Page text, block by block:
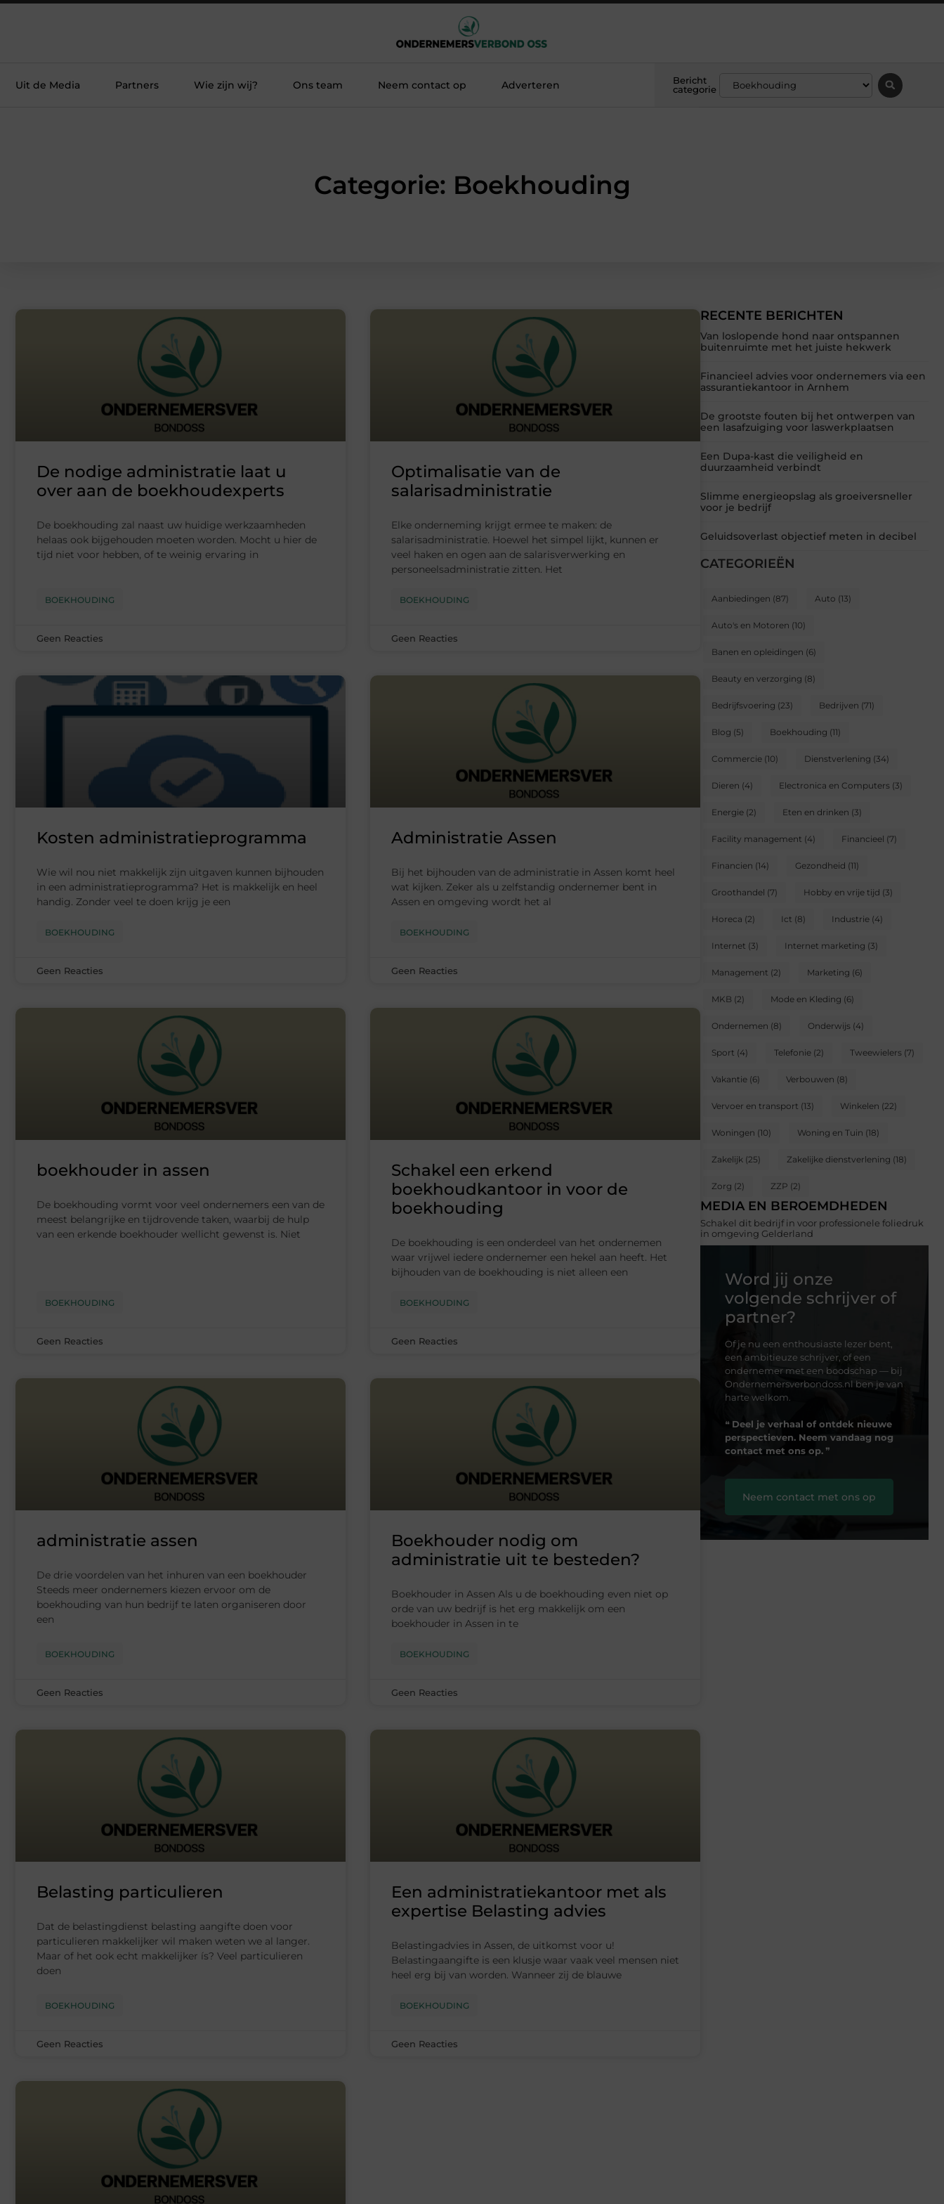
Uit de Media Partners Wie zijn wij? Ons team Neem contact op Adverteren
Bericht
categorie
Categorie: Boekhouding
RECENTE BERICHTEN
Van loslopende hond naar ontspannen
buitenruimte met het juiste hekwerk
Financieel advies voor ondernemers via een
assurantiekantoor in Arnhem
De grootste fouten bij het ontwerpen van
een lasafzuiging voor laswerkplaatsen
Een Dupa-kast die veiligheid en
duurzaamheid verbindt
Slimme energieopslag als groeiversneller
voor je bedrijf
Geluidsoverlast objectief meten in decibel
CATEGORIEËN
Aanbiedingen (87) Auto (13)
Auto's en Motoren (10)
Banen en opleidingen (6)
Beauty en verzorging (8)
Bedrijfsvoering (23) Bedrijven (71)
Blog (5) Boekhouding (11)
Commercie (10) Dienstverlening (34)
Dieren (4) Electronica en Computers (3)
Energie (2) Eten en drinken (3)
Facility management (4) Financieel (7)
Financien (14) Gezondheid (11)
Groothandel (7) Hobby en vrije tijd (3)
Horeca (2) Ict (8) Industrie (4)
Internet (3) Internet marketing (3)
Management (2) Marketing (6)
MKB (2) Mode en Kleding (6)
Ondernemen (8) Onderwijs (4)
Sport (4) Telefonie (2) Tweewielers (7)
Vakantie (6) Verbouwen (8)
Vervoer en transport (13) Winkelen (22)
Woningen (10) Woning en Tuin (18)
Zakelijk (25) Zakelijke dienstverlening (18)
Zorg (2) ZZP (2)
MEDIA EN BEROEMDHEDEN
Schakel dit bedrijf in voor professionele foliedruk
in omgeving Gelderland
Word jij onze
volgende schrijver of
partner?
Of je nu een enthousiaste lezer bent,
een ambitieuze schrijver, of een
ondernemer met een boodschap — bij
Ondernemersverbondoss.nl ben je van
harte welkom.
❝ Deel je verhaal of ontdek nieuwe
perspectieven. Neem vandaag nog
contact met ons op. ❞
Neem contact met ons op
De nodige administratie laat u
over aan de boekhoudexperts
De boekhouding zal naast uw huidige werkzaamheden
helaas ook bijgehouden moeten worden. Mocht u hier de
tijd niet voor hebben, of te weinig ervaring in
BOEKHOUDING
Geen Reacties
Optimalisatie van de
salarisadministratie
Elke onderneming krijgt ermee te maken: de
salarisadministratie. Hoewel het simpel lijkt, kunnen er
veel haken en ogen aan de salarisverwerking en
personeelsadministratie zitten. Het
BOEKHOUDING
Geen Reacties
Kosten administratieprogramma
Wie wil nou niet makkelijk zijn uitgaven kunnen bijhouden
in een administratieprogramma? Het is makkelijk en heel
handig. Zonder veel te doen krijg je een
BOEKHOUDING
Geen Reacties
Administratie Assen
Bij het bijhouden van de administratie in Assen komt heel
wat kijken. Zeker als u zelfstandig ondernemer bent in
Assen en omgeving wordt het al
BOEKHOUDING
Geen Reacties
boekhouder in assen
De boekhouding vormt voor veel ondernemers een van de
meest belangrijke en tijdrovende taken, waarbij de hulp
van een erkende boekhouder wellicht gewenst is. Niet
BOEKHOUDING
Geen Reacties
Schakel een erkend
boekhoudkantoor in voor de
boekhouding
De boekhouding is een onderdeel van het ondernemen
waar vrijwel iedere ondernemer een hekel aan heeft. Het
bijhouden van de boekhouding is niet alleen een
BOEKHOUDING
Geen Reacties
administratie assen
De drie voordelen van het inhuren van een boekhouder
Steeds meer ondernemers kiezen ervoor om de
boekhouding van hun bedrijf te laten organiseren door
een
BOEKHOUDING
Geen Reacties
Boekhouder nodig om
administratie uit te besteden?
Boekhouder in Assen Als u de boekhouding even niet op
orde van uw bedrijf is het erg makkelijk om een
boekhouder in Assen in te
BOEKHOUDING
Geen Reacties
Belasting particulieren
Dat de belastingdienst belasting aangifte doen voor
particulieren makkelijker wil maken weten we al langer.
Maar of het ook echt makkelijker ís? Veel particulieren
doen
BOEKHOUDING
Geen Reacties
Een administratiekantoor met als
expertise Belasting advies
Belastingadvies in Assen, de uitkomst voor u!
Belastingaangifte is een klusje waar vaak veel mensen niet
heel erg bij van worden. Wanneer zij de blauwe
BOEKHOUDING
Geen Reacties